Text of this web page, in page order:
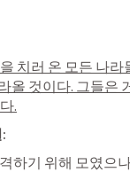
치러 온 모든 나
올 것이다. 그들은
.